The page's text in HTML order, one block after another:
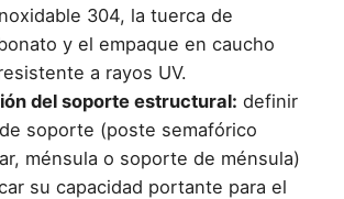
304, la tuerca de
y el empaque en caucho
a rayos UV.
del soporte estructural: definir
soporte (poste semafórico
ménsula o soporte de ménsula)
su capacidad portante para el